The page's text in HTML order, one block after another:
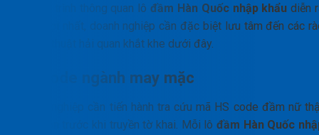
Để tiến trình thông quan lô đầm Hàn Quốc nhập khẩu diễn
thuận lợi nhất, doanh nghiệp cần đặc biệt lưu tâm đến các
cản kỹ thuật hải quan khắt khe dưới đây.
HS code ngành may mặc
Doanh nghiệp cần tiến hành tra cứu mã HS code đầm nữ
cẩn thận trước khi truyền tờ khai. Mỗi lô đầm Hàn Quốc